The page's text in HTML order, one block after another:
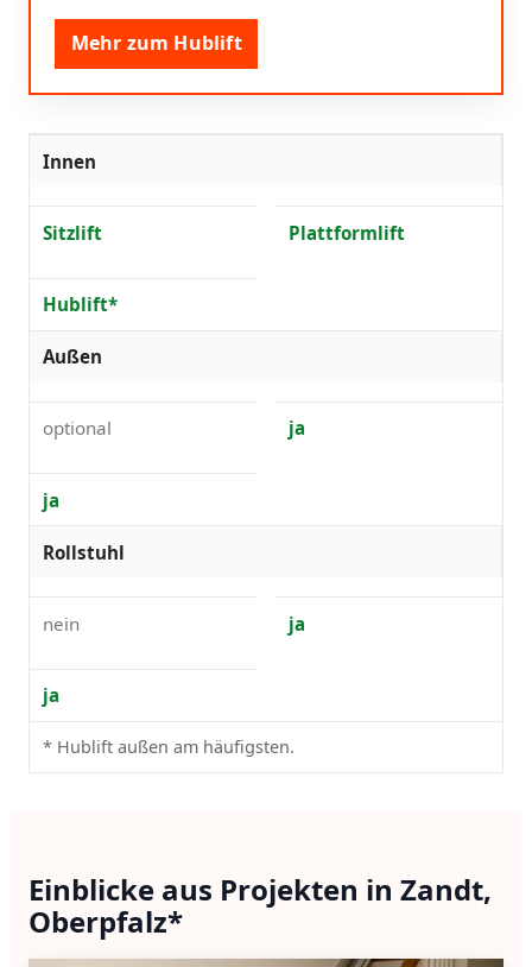
Mehr zum Hublift
Innen
Sitzlift Plattformlift
Hublift*
Außen
optional ja
ja
Rollstuhl
nein ja
ja
* Hublift außen am häufigsten.
Einblicke aus Projekten in Zandt,
Oberpfalz*